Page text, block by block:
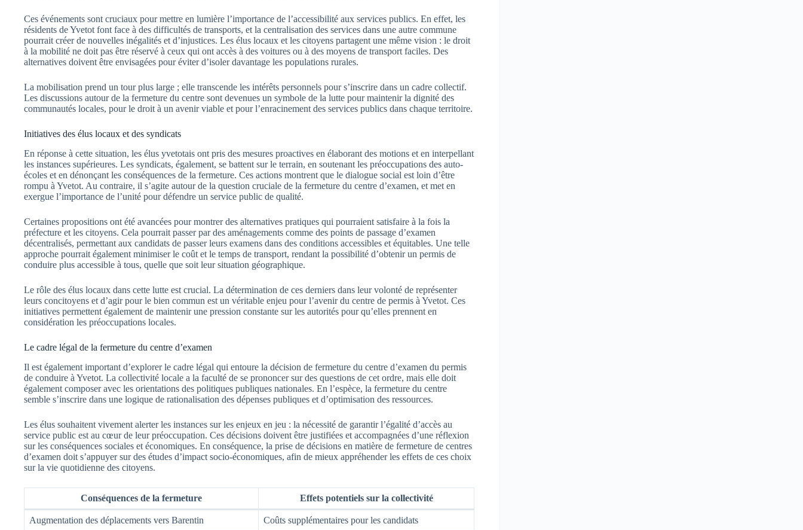
Ces événements sont cruciaux pour mettre en lumière l’importance de l’accessibilité aux services publics. En effet, les
résidents de Yvetot font face à des difficultés de transports, et la centralisation des services dans une autre commune
pourrait créer de nouvelles inégalités et d’injustices. Les élus locaux et les citoyens partagent une même vision : le droit
à la mobilité ne doit pas être réservé à ceux qui ont accès à des voitures ou à des moyens de transport faciles. Des
alternatives doivent être envisagées pour éviter d’isoler davantage les populations rurales.
La mobilisation prend un tour plus large ; elle transcende les intérêts personnels pour s’inscrire dans un cadre collectif.
Les discussions autour de la fermeture du centre sont devenues un symbole de la lutte pour maintenir la dignité des
communautés locales, pour le droit à un avenir viable et pour l’enracinement des services publics dans chaque territoire.
Initiatives des élus locaux et des syndicats
En réponse à cette situation, les élus yvetotais ont pris des mesures proactives en élaborant des motions et en interpellant
les instances supérieures. Les syndicats, également, se battent sur le terrain, en soutenant les préoccupations des auto-
écoles et en dénonçant les conséquences de la fermeture. Ces actions montrent que le dialogue social est loin d’être
rompu à Yvetot. Au contraire, il s’agite autour de la question cruciale de la fermeture du centre d’examen, et met en
exergue l’importance de l’unité pour défendre un service public de qualité.
Certaines propositions ont été avancées pour montrer des alternatives pratiques qui pourraient satisfaire à la fois la
préfecture et les citoyens. Cela pourrait passer par des aménagements comme des points de passage d’examen
décentralisés, permettant aux candidats de passer leurs examens dans des conditions accessibles et équitables. Une telle
approche pourrait également minimiser le coût et le temps de transport, rendant la possibilité d’obtenir un permis de
conduire plus accessible à tous, quelle que soit leur situation géographique.
Le rôle des élus locaux dans cette lutte est crucial. La détermination de ces derniers dans leur volonté de représenter
leurs concitoyens et d’agir pour le bien commun est un véritable enjeu pour l’avenir du centre de permis à Yvetot. Ces
initiatives permettent également de maintenir une pression constante sur les autorités pour qu’elles prennent en
considération les préoccupations locales.
Le cadre légal de la fermeture du centre d’examen
Il est également important d’explorer le cadre légal qui entoure la décision de fermeture du centre d’examen du permis
de conduire à Yvetot. La collectivité locale a la faculté de se prononcer sur des questions de cet ordre, mais elle doit
également composer avec les orientations des politiques publiques nationales. En l’espèce, la fermeture du centre
semble s’inscrire dans une logique de rationalisation des dépenses publiques et d’optimisation des ressources.
Les élus souhaitent vivement alerter les instances sur les enjeux en jeu : la nécessité de garantir l’égalité d’accès au
service public est au cœur de leur préoccupation. Ces décisions doivent être justifiées et accompagnées d’une réflexion
sur les conséquences sociales et économiques. En conséquence, la prise de décisions en matière de fermeture de centres
d’examen doit s’appuyer sur des études d’impact socio-économiques, afin de mieux appréhender les effets de ces choix
sur la vie quotidienne des citoyens.
Conséquences de la fermeture Effets potentiels sur la collectivité
Augmentation des déplacements vers Barentin Coûts supplémentaires pour les candidats